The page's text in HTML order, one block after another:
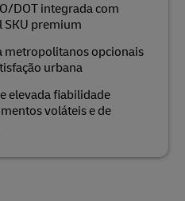
DOT integrada com
SKU premium
metropolitanos opcionais
urbana
elevada fiabilidade
voláteis e de